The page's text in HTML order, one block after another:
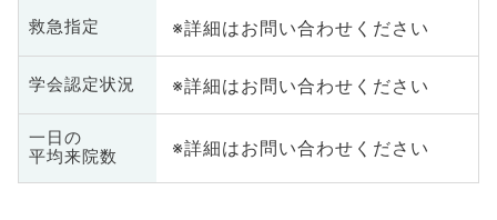
救急指定 ※詳細はお問い合わせください
学会認定状況 ※詳細はお問い合わせください
一日の
平均来院数
※詳細はお問い合わせください